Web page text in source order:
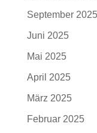
September 2025
Juni 2025
Mai 2025
April 2025
März 2025
Februar 2025